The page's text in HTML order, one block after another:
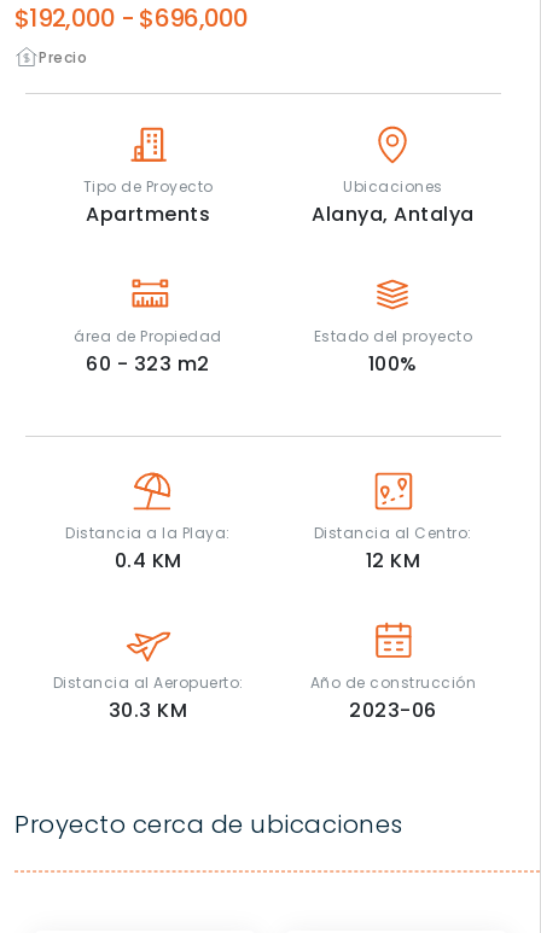
Precio
$192,000 - $696,000
Tipo de Proyecto
Apartments
Ubicaciones
Alanya,Antalya
área de Propiedad
60 - 323 m2
Estado del proyecto
100%
Distancia a la Playa:
0.4 KM
Distancia al Centro:
12 KM
Distancia al Aeropuerto:
30.3 KM
Año de construcción
2023-06
Proyecto cerca de ubicaciones